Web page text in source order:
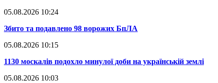
05.08.2026 10:24
​Збито та подавлено 98 ворожих БпЛА
05.08.2026 10:15
​1130 москалів подохло минулої доби на українській землі
05.08.2026 10:03